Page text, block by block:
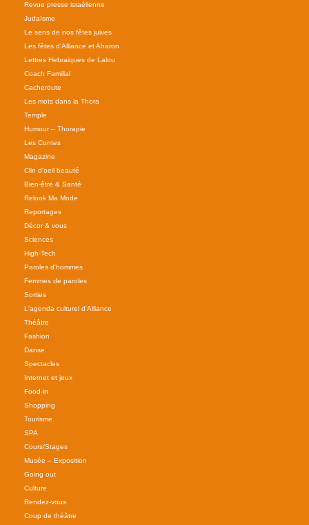
Revue presse israélienne
Judaïsme
Le sens de nos fêtes juives
Les fêtes d'Alliance et Aharon
Lettres Hebraiques de Lalou
Coach Familial
Cacheroute
Les mots dans la Thora
Temple
Humour – Thorapie
Les Contes
Magazine
Clin d'oeil beauté
Bien-être & Santé
Relook Ma Mode
Reportages
Décor & vous
Sciences
High-Tech
Paroles d'hommes
Femmes de paroles
Sorties
L'agenda culturel d'Alliance
Théâtre
Fashion
Danse
Spectacles
Internet et jeux
Food-in
Shopping
Tourisme
SPA
Cours/Stages
Musée – Exposition
Going out
Culture
Rendez-vous
Coup de théâtre